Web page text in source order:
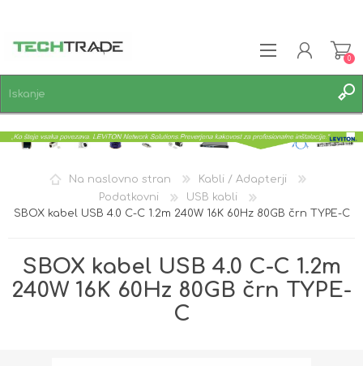
PRIJAVA
0
Na naslovno stran
Kabli / Adapterji
Podatkovni
USB kabli
SBOX kabel USB 4.0 C-C 1.2m 240W 16K 60Hz 80GB črn TYPE-C
SBOX kabel USB 4.0 C-C 1.2m
240W 16K 60Hz 80GB črn TYPE-
C